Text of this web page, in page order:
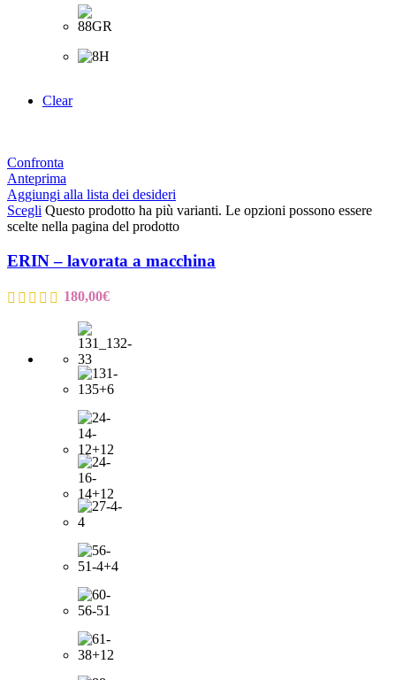
Clear
Confronta
Anteprima
Aggiungi alla lista dei desideri
Scegli Questo prodotto ha più varianti. Le opzioni possono essere
scelte nella pagina del prodotto
ERIN – lavorata a macchina
180,00€